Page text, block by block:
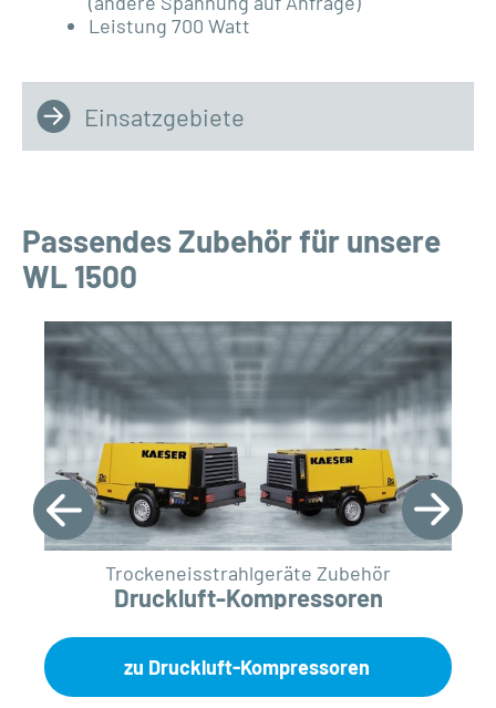
Leistung 700 Watt
Einsatzgebiete
Passendes Zubehör für unsere
WL 1500
Trockeneisstrahlgeräte Zubehör
Druckluft-Kompressoren
zu Druckluft-Kompressoren